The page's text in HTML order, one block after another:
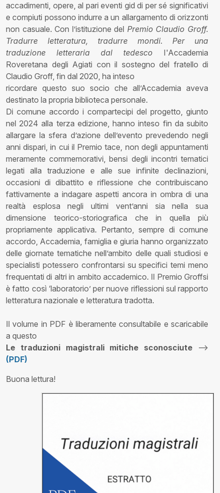
accadimenti, opere, al pari eventi gid di per sé significativi
e compiuti possono indurre a un allargamento di orizzonti
non casuale. Con l’istituzione del Premio Claudio Groff.
Tradurre letteratura, tradurre mondi. Per una
traduzione letteraria dal tedesco I'Accademia
Roveretana degli Agiati con il sostegno del fratello di
Claudio Groff, fin dal 2020, ha inteso
ricordare questo suo socio che all’Accademia aveva
destinato la propria biblioteca personale.
Di comune accordo i compartecipi del progetto, giunto
nel 2024 alla terza edizione, hanno inteso fin da subito
allargare la sfera d’azione dell’evento prevedendo negli
anni dispari, in cui il Premio tace, non degli appuntamenti
meramente commemorativi, bensi degli incontri tematici
legati alla traduzione e alle sue infinite declinazioni,
occasioni di dibattito e riflessione che contribuiscano
fattivamente a indagare aspetti ancora in ombra di una
realtà esplosa negli ultimi vent’anni sia nella sua
dimensione teorico-storiografica che in quella più
propriamente applicativa. Pertanto, sempre di comune
accordo, Accademia, famiglia e giuria hanno organizzato
delle giornate tematiche nell’ambito delle quali studiosi e
specialisti potessero confrontarsi su specifici temi meno
frequentati di altri in ambito accademico. Il Premio Groffsi
è fatto così ‘laboratorio’ per nuove riflessioni sul rapporto
letteratura nazionale e letteratura tradotta.
Il volume in PDF è liberamente consultabile e scaricabile
a questo
Le traduzioni magistrali mitiche sconosciute -->
(PDF)
Buona lettura!